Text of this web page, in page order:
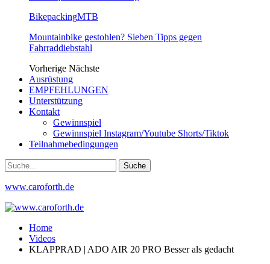
BikepackingMTB
Mountainbike gestohlen? Sieben Tipps gegen
Fahrraddiebstahl
Vorherige Nächste
Ausrüstung
EMPFEHLUNGEN
Unterstützung
Kontakt
Gewinnspiel
Gewinnspiel Instagram/Youtube Shorts/Tiktok
Teilnahmebedingungen
www.caroforth.de
Home
Videos
KLAPPRAD | ADO AIR 20 PRO Besser als gedacht